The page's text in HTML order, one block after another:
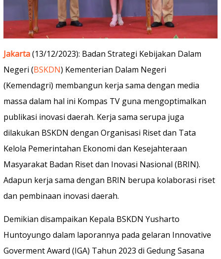
Jakarta(13/12/2023): Badan Strategi Kebijakan Dalam
Negeri (BSKDN) Kementerian Dalam Negeri
(Kemendagri) membangun kerja sama dengan media
massa dalam hal ini Kompas TV guna mengoptimalkan
publikasi inovasi daerah. Kerja sama serupa juga
dilakukan BSKDN dengan Organisasi Riset dan Tata
Kelola Pemerintahan Ekonomi dan Kesejahteraan
Masyarakat Badan Riset dan Inovasi Nasional (BRIN).
Adapun kerja sama dengan BRIN berupa kolaborasi riset
dan pembinaan inovasi daerah.
Demikian disampaikan Kepala BSKDN Yusharto
Huntoyungo dalam laporannya pada gelaran Innovative
Goverment Award (IGA) Tahun 2023 di Gedung Sasana